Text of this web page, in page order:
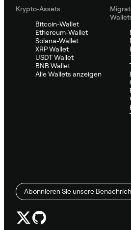
Krypto-Assets
Bitcoin-Wallet
Ethereum-Wallet
Solana-Wallet
XRP Wallet
USDT Wallet
BNB Wallet
Alle Wallets anzeigen
Abonnieren Sie unsere